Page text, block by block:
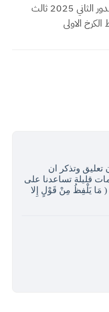
نتائج الدور الثاني 2025 ثالث
الاولى
تعليق وتذكر ان
قليلة تساعدنا على
( مَا يَلْفِظُ مِنْ قَوْلٍ إِلا